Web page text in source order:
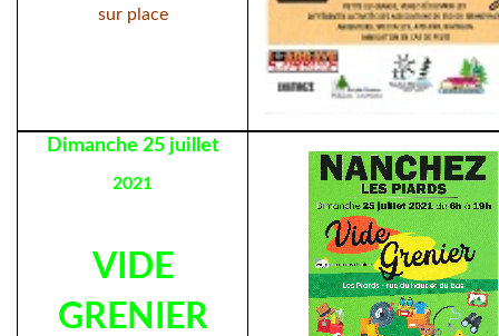
sur place
Dimanche 25 juillet
2021
VIDE
GRENIER